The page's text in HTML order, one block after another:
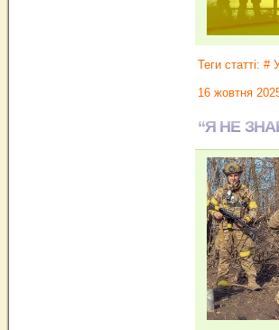
Теги статті: #
16 жовтня
“Я НЕ